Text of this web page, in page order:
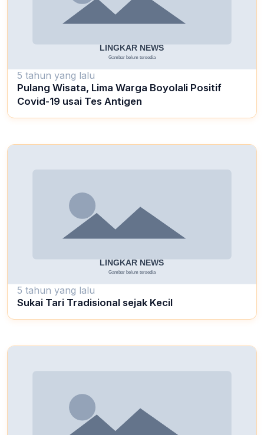
5 tahun yang lalu
Pulang Wisata, Lima Warga Boyolali Positif
Covid-19 usai Tes Antigen
5 tahun yang lalu
Sukai Tari Tradisional sejak Kecil